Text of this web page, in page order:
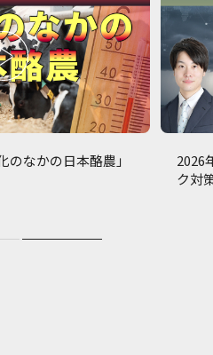
のなかの日本酪農」
2026
ク対